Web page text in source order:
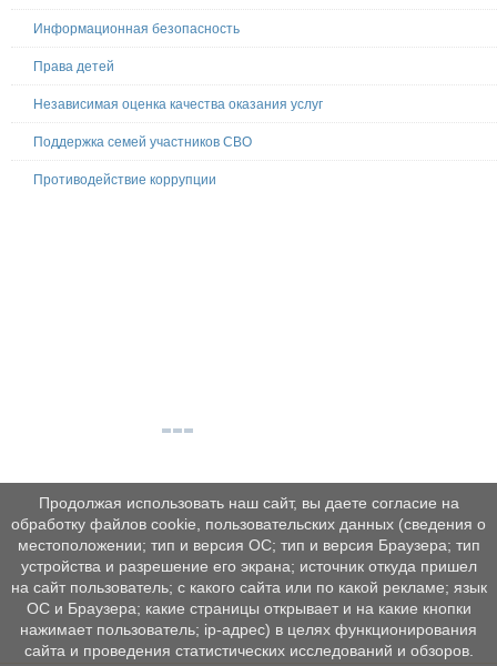
Информационная безопасность
Права детей
Независимая оценка качества оказания услуг
Поддержка семей участников СВО
Противодействие коррупции
Продолжая использовать наш сайт, вы даете согласие на
обработку файлов cookie, пользовательских данных (сведения о
местоположении; тип и версия ОС; тип и версия Браузера; тип
устройства и разрешение его экрана; источник откуда пришел
на сайт пользователь; с какого сайта или по какой рекламе; язык
ОС и Браузера; какие страницы открывает и на какие кнопки
нажимает пользователь; ip-адрес) в целях функционирования
сайта и проведения статистических исследований и обзоров.